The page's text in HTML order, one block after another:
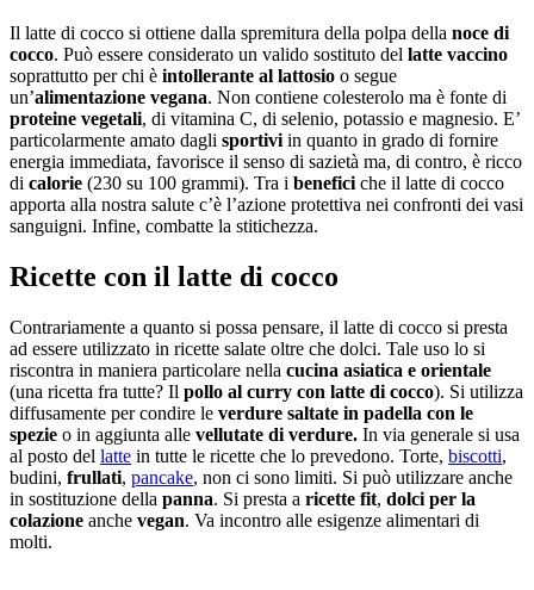
Il latte di cocco si ottiene dalla spremitura della polpa della noce di
cocco. Può essere considerato un valido sostituto del latte vaccino
soprattutto per chi è intollerante al lattosio o segue
un’alimentazione vegana. Non contiene colesterolo ma è fonte di
proteine vegetali, di vitamina C, di selenio, potassio e magnesio. E’
particolarmente amato dagli sportivi in quanto in grado di fornire
energia immediata, favorisce il senso di sazietà ma, di contro, è ricco
di calorie (230 su 100 grammi). Tra i benefici che il latte di cocco
apporta alla nostra salute c’è l’azione protettiva nei confronti dei vasi
sanguigni. Infine, combatte la stitichezza.
Ricette con il latte di cocco
Contrariamente a quanto si possa pensare, il latte di cocco si presta
ad essere utilizzato in ricette salate oltre che dolci. Tale uso lo si
riscontra in maniera particolare nella cucina asiatica e orientale
(una ricetta fra tutte? Il pollo al curry con latte di cocco). Si utilizza
diffusamente per condire le verdure saltate in padella con le
spezie o in aggiunta alle vellutate di verdure. In via generale si usa
al posto del latte in tutte le ricette che lo prevedono. Torte, biscotti,
budini, frullati, pancake, non ci sono limiti. Si può utilizzare anche
in sostituzione della panna. Si presta a ricette fit, dolci per la
colazione anche vegan. Va incontro alle esigenze alimentari di
molti.